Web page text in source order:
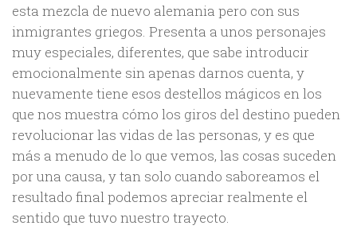
esta mezcla de nuevo alemania pero con sus
inmigrantes griegos. Presenta a unos personajes
muy especiales, diferentes, que sabe introducir
emocionalmente sin apenas darnos cuenta, y
nuevamente tiene esos destellos mágicos en los
que nos muestra cómo los giros del destino pueden
revolucionar las vidas de las personas, y es que
más a menudo de lo que vemos, las cosas suceden
por una causa, y tan solo cuando saboreamos el
resultado final podemos apreciar realmente el
sentido que tuvo nuestro trayecto.